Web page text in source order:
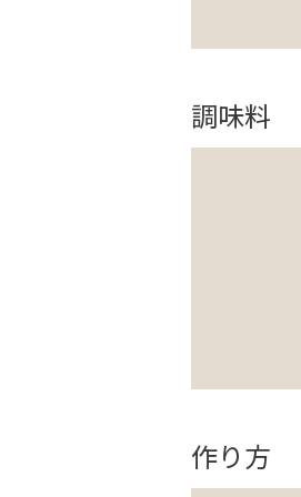
調味料
作り方